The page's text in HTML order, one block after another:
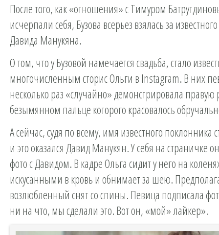
После того, как «отношения» с Тимуром
исчерпали себя, Бузова всерьез взялась за
Давида Манукяна.
О том, что у Бузовой намечается свадьба, стало
многочисленным сторис Ольги в Instagram. В них
несколько раз «случайно» демонстрировала правую
безымянном пальце которого красовалось
А сейчас, судя по всему, имя известного поклонника
и это оказался Давид Манукян. У себя на страничке
фото с Давидом. В кадре Ольга сидит у него на
искусанными в кровь и обнимает за шею.
возлюбленный снят со спины. Певица подписала
ни на что, мы сделали это. Вот он, «мой» лайкер».